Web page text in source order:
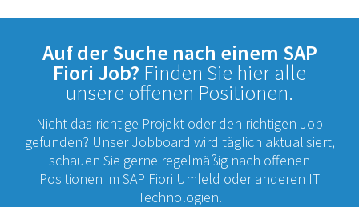
Auf der Suche nach einem SAP
Fiori Job? Finden Sie hier alle
unsere offenen Positionen.
Nicht das richtige Projekt oder den richtigen Job
gefunden? Unser Jobboard wird täglich aktualisiert,
schauen Sie gerne regelmäßig nach offenen
Positionen im SAP Fiori Umfeld oder anderen IT
Technologien.